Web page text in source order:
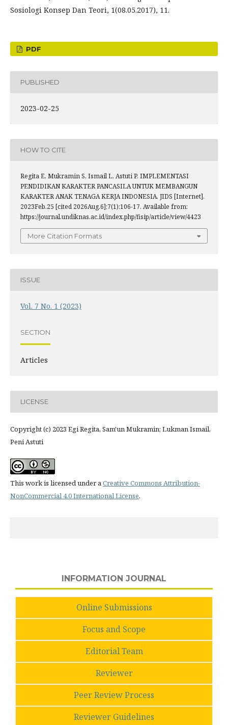
Sosiologi Konsep Dan Teori, 1(08.05.2017), 11.
PDF
PUBLISHED
2023-02-25
HOW TO CITE
Regita E, Mukramin S, Ismail L, Astuti P. IMPLEMENTASI
PENDIDIKAN KARAKTER PANCASILA UNTUK MEMBANGUN
KARAKTER ANAK TENAGA KERJA INDONESIA. JIDS [Internet].
2023Feb.25 [cited 2026Aug.6];7(1):106-17. Available from:
https://journal.undiknas.ac.id/index.php/fisip/article/view/4423
More Citation Formats
ISSUE
Vol. 7 No. 1 (2023)
SECTION
Articles
LICENSE
Copyright (c) 2023 Egi Regita, Sam'un Mukramin; Lukman Ismail,
Peni Astuti
This work is licensed under aCreative Commons Attribution-
NonCommercial 4.0 International License.
INFORMATION JOURNAL
Online Submissions
Focus and Scope
Editorial Team
Reviewer
Peer Review Process
Reviewer Guidelines